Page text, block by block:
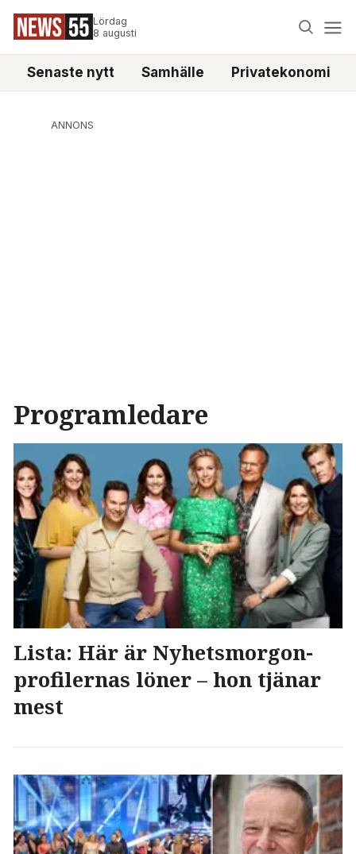
Lördag
8 augusti
Senaste nytt Samhälle Privatekonomi
ANNONS
Programledare
Lista: Här är Nyhetsmorgon-
profilernas löner – hon tjänar
mest